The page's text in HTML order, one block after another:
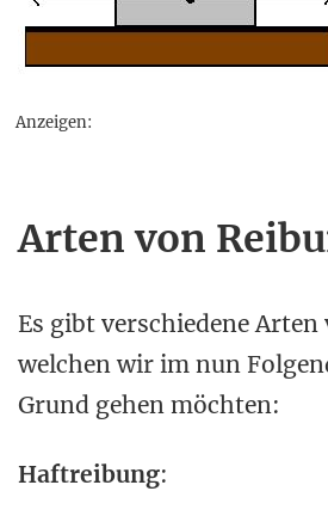
Anzeigen:
Arten von
Es gibt verschiedene Arten
welchen wir im nun
Grund gehen möchten:
Haftreibung: